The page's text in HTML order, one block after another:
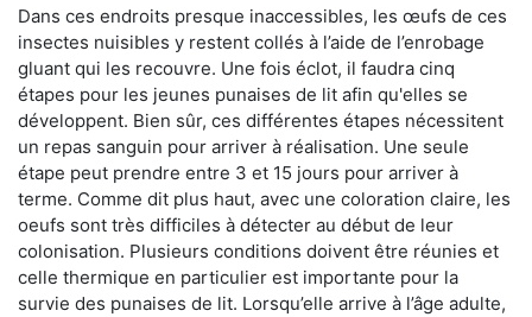
Dans ces endroits presque inaccessibles, les œufs de ces
insectes nuisibles y restent collés à l’aide de l’enrobage
gluant qui les recouvre. Une fois éclot, il faudra cinq
étapes pour les jeunes punaises de lit afin qu'elles se
développent. Bien sûr, ces différentes étapes nécessitent
un repas sanguin pour arriver à réalisation. Une seule
étape peut prendre entre 3 et 15 jours pour arriver à
terme. Comme dit plus haut, avec une coloration claire, les
oeufs sont très difficiles à détecter au début de leur
colonisation. Plusieurs conditions doivent être réunies et
celle thermique en particulier est importante pour la
survie des punaises de lit. Lorsqu’elle arrive à l’âge adulte,